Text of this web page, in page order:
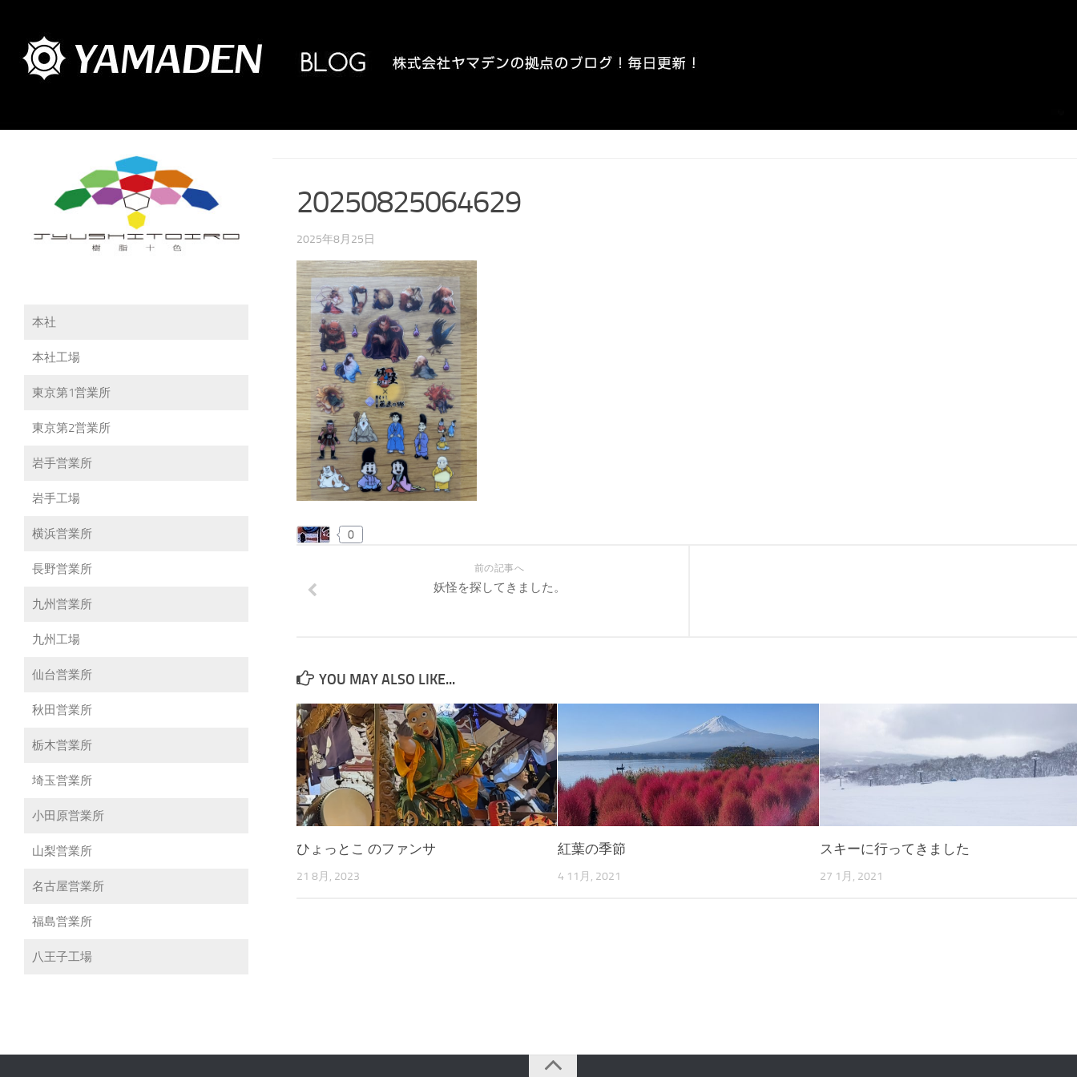
20250825064629
2025年8月25日
0
前の記事へ
妖怪を探してきました。
YOU MAY ALSO LIKE...
ひょっとこ のファンサ
21 8月, 2023
紅葉の季節
4 11月, 2021
スキーに行ってきました
27 1月, 2021
本社
本社工場
東京第1営業所
東京第2営業所
岩手営業所
岩手工場
横浜営業所
長野営業所
九州営業所
九州工場
仙台営業所
秋田営業所
栃木営業所
埼玉営業所
小田原営業所
山梨営業所
名古屋営業所
福島営業所
八王子工場